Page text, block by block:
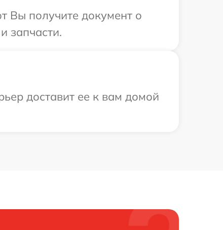
Вы получите документ о
запчасти.
доставит ее к вам домой